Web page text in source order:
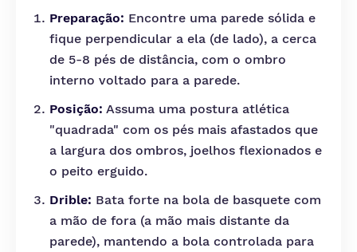
Preparação: Encontre uma parede sólida e
fique perpendicular a ela (de lado), a cerca
de 5-8 pés de distância, com o ombro
interno voltado para a parede.
Posição: Assuma uma postura atlética
"quadrada" com os pés mais afastados que
a largura dos ombros, joelhos flexionados e
o peito erguido.
Drible: Bata forte na bola de basquete com
a mão de fora (a mão mais distante da
parede), mantendo a bola controlada para